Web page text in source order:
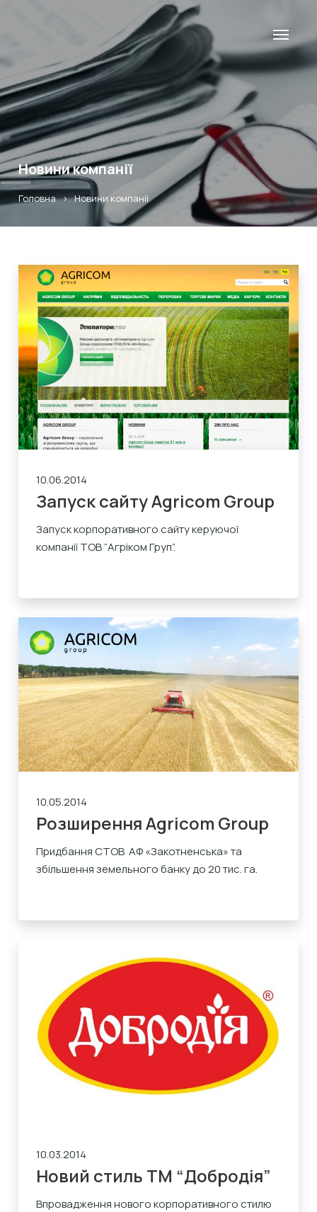
Новини компанії
Головна>Новини компанії
10.06.2014
Запуск сайту Agricom Group
Запуск корпоративного сайту керуючої
компанії ТОВ “Агріком Груп”.
10.05.2014
Розширення Agricom Group
Придбання СТОВ АФ «Закотненська» та
збільшення земельного банку до 20 тис. га.
10.03.2014
Новий стиль ТМ “Добродія”
Впровадження нового корпоративного стилю